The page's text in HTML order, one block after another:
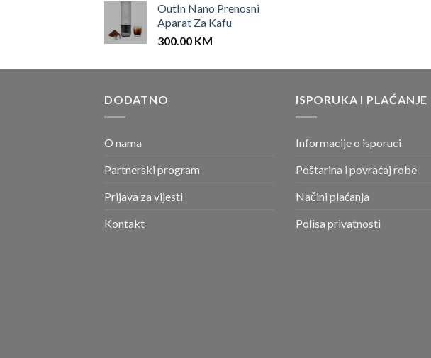
OutIn Nano Prenosni
Aparat Za Kafu
300.00 KM
DODATNO
O nama
Partnerski program
Prijava za vijesti
Kontakt
ISPORUKA I PLAĆANJE
Informacije o isporuci
Poštarina i povraćaj robe
Načini plaćanja
Polisa privatnosti